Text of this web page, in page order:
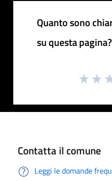
Quanto sono
su questa pagina?
Contatta il comune
Leggi le domande